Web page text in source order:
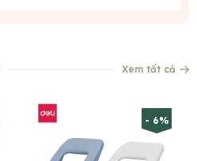
Xem tất cả
- 6%